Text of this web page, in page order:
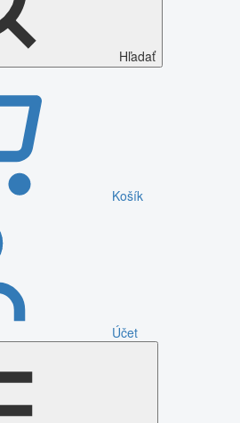
Hľadať
Košík
Účet